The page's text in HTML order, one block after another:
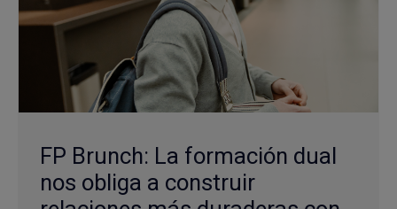
FP Brunch: La formación dual
nos obliga a construir